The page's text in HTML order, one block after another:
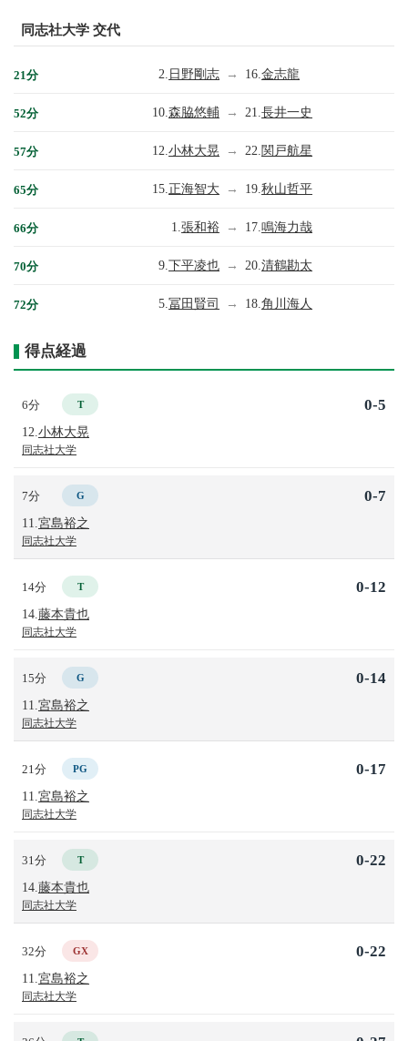
同志社大学 交代
21分 2. 日野剛志 → 16. 金志龍
52分 10. 森脇悠輔 → 21. 長井一史
57分 12. 小林大晃 → 22. 関戸航星
65分 15. 正海智大 → 19. 秋山哲平
66分 1. 張和裕 → 17. 鳴海力哉
70分 9. 下平凌也 → 20. 清鶴勘太
72分 5. 冨田賢司 → 18. 角川海人
得点経過
6分 T
12. 小林大晃
同志社大学
0-5
7分 G
11. 宮島裕之
同志社大学
0-7
14分 T
14. 藤本貴也
同志社大学
0-12
15分 G
11. 宮島裕之
同志社大学
0-14
21分 PG
11. 宮島裕之
同志社大学
0-17
31分 T
14. 藤本貴也
同志社大学
0-22
32分 GX
11. 宮島裕之
同志社大学
0-22